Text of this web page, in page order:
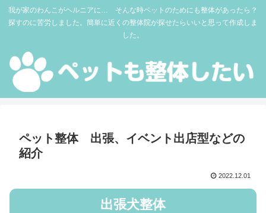
我が家のわんこがヘルニアに… そんな時ペットのためにも整体があったら？
探すのに苦労しました。簡単に近くの整体院が探せたらいいと思って作成しま
した。
ペット整体 出張、イベント出店型などの
紹介
2022.12.01
出張犬整体